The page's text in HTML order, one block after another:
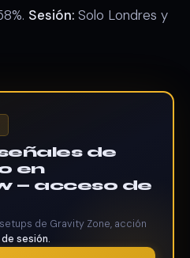
Sesión: Solo Londres y
de
en
— acceso de
de Gravity Zone, acción
sesión.